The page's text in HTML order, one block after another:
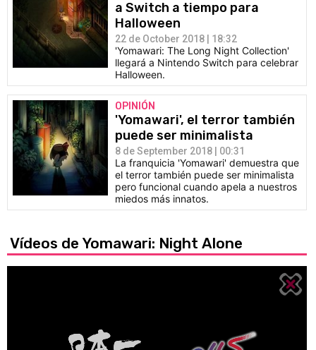
a Switch a tiempo para
Halloween
22 de October 2018 | 18:32
'Yomawari: The Long Night Collection'
llegará a Nintendo Switch para celebrar
Halloween.
OPINIÓN
'Yomawari', el terror también
puede ser minimalista
8 de September 2018 | 00:31
La franquicia 'Yomawari' demuestra que
el terror también puede ser minimalista
pero funcional cuando apela a nuestros
miedos más innatos.
Vídeos de Yomawari: Night Alone